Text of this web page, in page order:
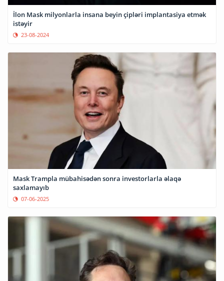
İlon Mask milyonlarla insana beyin çipləri implantasiya etmək
istəyir
23-08-2024
Mask Trampla mübahisədən sonra investorlarla əlaqə
saxlamayıb
07-06-2025